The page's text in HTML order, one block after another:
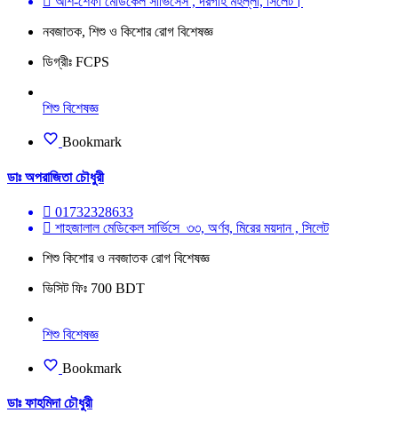
নবজাতক, শিশু ও কিশোর রোগ বিশেষজ্ঞ
ডিগ্রীঃ FCPS
শিশু বিশেষজ্ঞ
Bookmark
ডাঃ অপরাজিতা চৌধুরী
01732328633
শাহজালাল মেডিকেল সার্ভিসে ৩৩, অর্ণব, মিরের ময়দান , সিলেট
শিশু কিশোর ও নবজাতক রোগ বিশেষজ্ঞ
ভিসিট ফিঃ 700 BDT
শিশু বিশেষজ্ঞ
Bookmark
ডাঃ ফাহমিদা চৌধুরী